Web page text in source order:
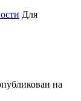
Для
на